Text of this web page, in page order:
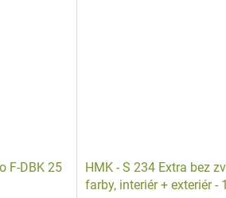
F-DBK 25
HMK - S 234 Extra bez
farby, interiér + exteriér - 1 l